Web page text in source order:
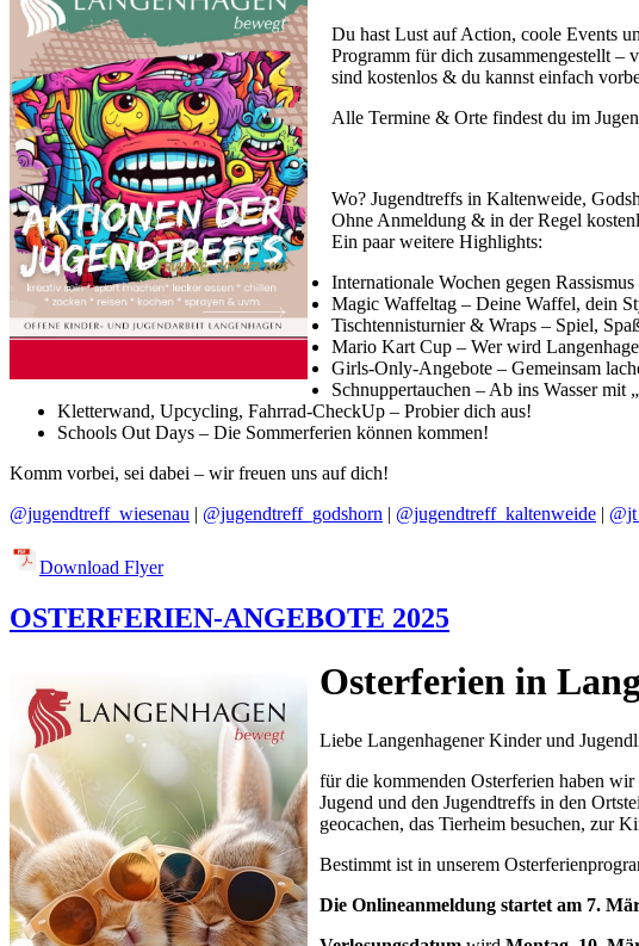
Du hast Lust auf Action, coole Events
Programm für dich zusammengestellt
sind kostenlos & du kannst einfach
Alle Termine & Orte findest du im
Wo? Jugendtreffs in Kaltenweide,
Ohne Anmeldung & in der Regel
Ein paar weitere Highlights:
Internationale Wochen gegen
Magic Waffeltag – Deine Waffel, dein
Tischtennisturnier & Wraps – Spiel,
Mario Kart Cup – Wer wird
Girls-Only-Angebote – Gemeinsam
Schnuppertauchen – Ab ins Wasser mit
Kletterwand, Upcycling, Fahrrad-CheckUp – Probier dich aus!
Schools Out Days – Die Sommerferien können kommen!
Komm vorbei, sei dabei – wir freuen uns auf dich!
@jugendtreff_wiesenau | @jugendtreff_godshorn | @jugendtreff_kaltenweide |
Download Flyer
OSTERFERIEN-ANGEBOTE 2025
Osterferien in
Liebe Langenhagener Kinder und
für die kommenden Osterferien haben
Jugend und den Jugendtreffs in den
geocachen, das Tierheim besuchen, zur
Bestimmt ist in unserem
Die Onlineanmeldung startet am 7.